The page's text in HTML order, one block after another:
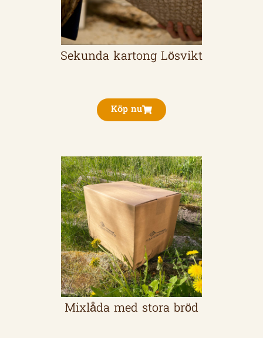
Sekunda kartong Lösvikt
Köp nu
Mixlåda med stora bröd